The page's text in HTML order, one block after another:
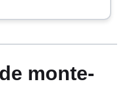
monte-